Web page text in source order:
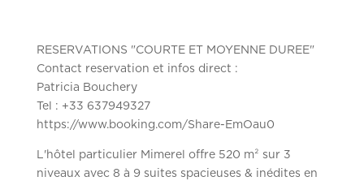
RESERVATIONS "COURTE ET MOYENNE DUREE"
Contact reservation et infos direct :
Patricia Bouchery
Tel : +33 637949327
https://www.booking.com/Share-EmOau0
L'hôtel particulier Mimerel offre 520 m² sur 3
niveaux avec 8 à 9 suites spacieuses & inédites en